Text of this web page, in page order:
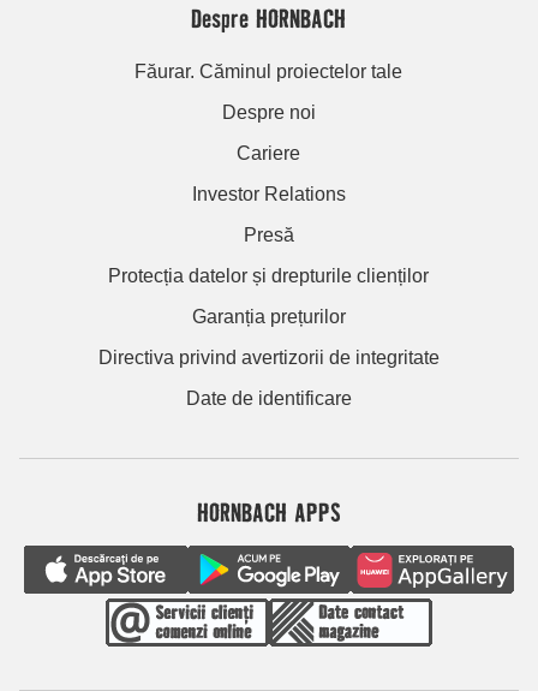
Despre HORNBACH
Făurar. Căminul proiectelor tale
Despre noi
Cariere
Investor Relations
Presă
Protecția datelor și drepturile clienților
Garanția prețurilor
Directiva privind avertizorii de integritate
Date de identificare
HORNBACH APPS